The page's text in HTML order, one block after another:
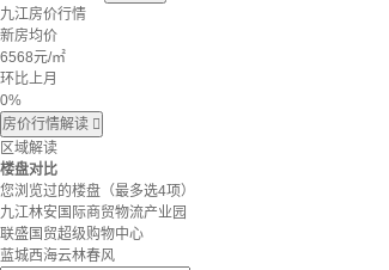
九江房价行情
新房均价
6568元/㎡
环比上月
0%
房价行情解读 
区域解读
楼盘对比
您浏览过的楼盘 （最多选4项）
九江林安国际商贸物流产业园
联盛国贸超级购物中心
蓝城西海云林春风